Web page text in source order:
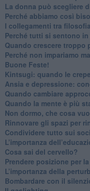
​La donna può scegliere
​Perché abbiamo così
​I collegamenti tra
​Perché tutti si sentono
​Quando crescere troppo
​Perché non impariamo
​Buone Feste!
​Kintsugi: quando le
Ansia e depressione:
Quando cambiare
​Quando la mente è più
Non dormo, che cosa
​Rinnovare gli spazi per
​Condividere tutto sui
​L’importanza
​Cosa sai del cervello?
Prendere posizione per
L’importanza della
​Bombardare con il